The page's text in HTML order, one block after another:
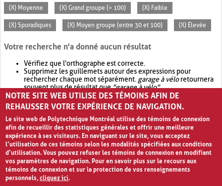
(X) Moyenne (X) Grand groupe (> 100) (X) Faible
(X) Sporadiques (X) Moyen groupe (entre 30 et 100) (X) Élevée
Votre recherche n'a donné aucun résultat
Vérifiez que l'orthographe est correcte.
Supprimez les guillemets autour des expressions pour
rechercher chaque mot séparément. garage à véloretournera
souvent plus de résultat que"garage à vélo".
Envisagez d'élargir votre recherche avec OR.garage OR vélo
retournera souvent plus de résultat quegarage à vélo
NOTRE SITE WEB UTILISE DES TÉMOINS AFIN DE
REHAUSSER VOTRE EXPÉRIENCE DE NAVIGATION.
Le site web de Polytechnique Montréal utilise des témoins de connexion
afin de recueillir des statistiques générales et offrir une meilleure
expérience à ses visiteurs. En naviguant sur le site, vous acceptez
l’utilisation de ces témoins selon les modalités spécifiées aux conditions
d’utilisation. Vous pouvez refuser les témoins de connexion en modifiant
vos paramètres de navigation. Pour en savoir plus sur le recours aux
témoins de connexion et sur la protection de vos renseignements
personnels,cliquez ici.